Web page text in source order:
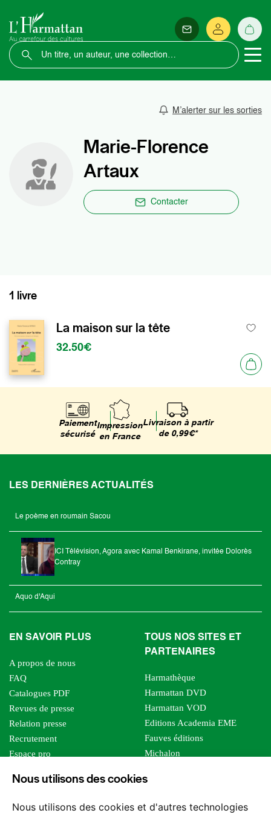
Nous utilisons des cookies
Nous utilisons des cookies et d'autres technologies
M’alerter sur les sorties
Marie-Florence
Artaux
Contacter
1 livre
La maison sur la tête
32.50€
Paiement
sécurisé
Impression
en France
Livraison à partir
de 0,99€*
LES DERNIÈRES ACTUALITÉS
Le poème en roumain Sacou
ICI Télévision, Agora avec Kamal Benkirane, invitée Dolorès
Contray
Aquo d'Aqui
EN SAVOIR PLUS
A propos de nous
FAQ
Catalogues PDF
Revues de presse
Relation presse
Recrutement
Espace pro
Foreign rights
TOUS NOS SITES ET
PARTENAIRES
Harmathèque
Harmattan DVD
Harmattan VOD
Editions Academia EME
Fauves éditions
Michalon
Editions Sutton